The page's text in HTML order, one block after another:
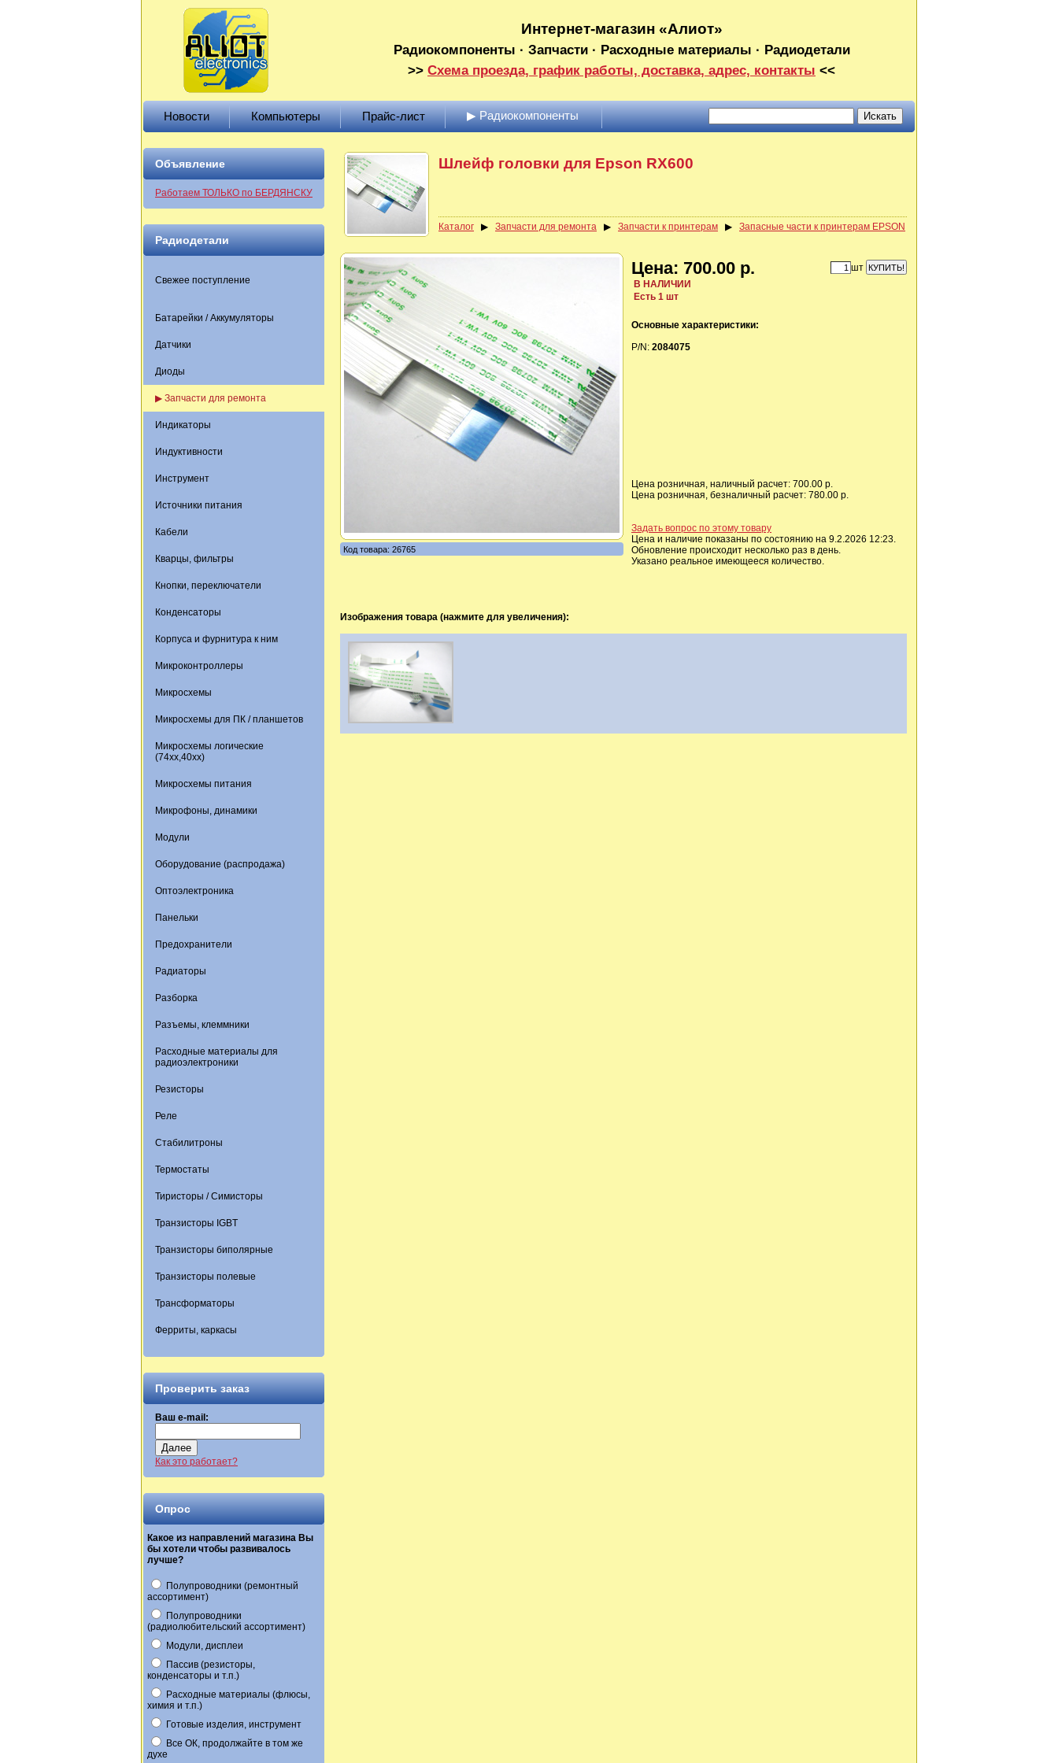
Интернет-магазин «Алиот»
Радиокомпоненты · Запчасти · Расходные материалы · Радиодетали
>> Схема проезда, график работы, доставка, адрес, контакты <<
Новости Компьютеры Прайс-лист ▶ Радиокомпоненты
Объявление
Работаем ТОЛЬКО по БЕРДЯНСКУ
Радиодетали
Свежее поступление
Батарейки / Аккумуляторы
Датчики
Диоды
▶ Запчасти для ремонта
Индикаторы
Индуктивности
Инструмент
Источники питания
Кабели
Кварцы, фильтры
Кнопки, переключатели
Конденсаторы
Корпуса и фурнитура к ним
Микроконтроллеры
Микросхемы
Микросхемы для ПК / планшетов
Микросхемы логические
(74xx,40xx)
Микросхемы питания
Микрофоны, динамики
Модули
Оборудование (распродажа)
Оптоэлектроника
Панельки
Предохранители
Радиаторы
Разборка
Разъемы, клеммники
Расходные материалы для
радиоэлектроники
Резисторы
Реле
Стабилитроны
Термостаты
Тиристоры / Симисторы
Транзисторы IGBT
Транзисторы биполярные
Транзисторы полевые
Трансформаторы
Ферриты, каркасы
Проверить заказ
Ваш e-mail:
Далее
Как это работает?
Опрос
Какое из направлений магазина Вы
бы хотели чтобы развивалось
лучше?
Полупроводники (ремонтный
ассортимент)
Полупроводники
(радиолюбительский ассортимент)
Модули, дисплеи
Пассив (резисторы,
конденсаторы и т.п.)
Расходные материалы (флюсы,
химия и т.п.)
Готовые изделия, инструмент
Все ОК, продолжайте в том же
духе
Шлейф головки для Epson RX600
Каталог ▶ Запчасти для ремонта ▶ Запчасти к принтерам ▶ Запасные части к принтерам EPSON
Код товара: 26765
Цена: 700.00 р.
В НАЛИЧИИ
Есть 1 шт
шт
Основные характеристики:
P/N: 2084075
Цена розничная, наличный расчет: 700.00 р.
Цена розничная, безналичный расчет: 780.00 р.
Задать вопрос по этому товару
Цена и наличие показаны по состоянию на 9.2.2026 12:23.
Обновление происходит несколько раз в день.
Указано реальное имеющееся количество.
Изображения товара (нажмите для увеличения):